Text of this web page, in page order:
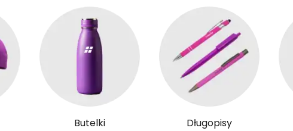
Butelki Długopisy